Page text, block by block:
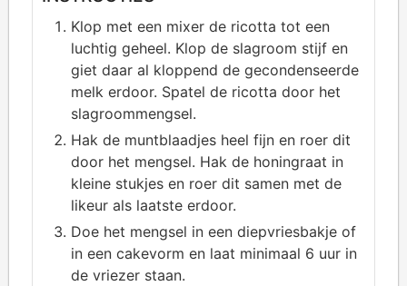
Klop met een mixer de ricotta tot een
luchtig geheel. Klop de slagroom stijf en
giet daar al kloppend de gecondenseerde
melk erdoor. Spatel de ricotta door het
slagroommengsel.
Hak de muntblaadjes heel fijn en roer dit
door het mengsel. Hak de honingraat in
kleine stukjes en roer dit samen met de
likeur als laatste erdoor.
Doe het mengsel in een diepvriesbakje of
in een cakevorm en laat minimaal 6 uur in
de vriezer staan.